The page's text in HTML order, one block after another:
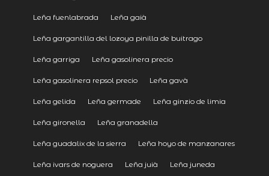
Leña fuenlabrada Leña gaià
Leña gargantilla del lozoya pinilla de buitrago
Leña garriga Leña gasolinera precio
Leña gasolinera repsol precio Leña gavà
Leña gelida Leña germade Leña ginzio de limia
Leña gironella Leña granadella
Leña guadalix de la sierra Leña hoyo de manzanares
Leña ivars de noguera Leña juià Leña juneda